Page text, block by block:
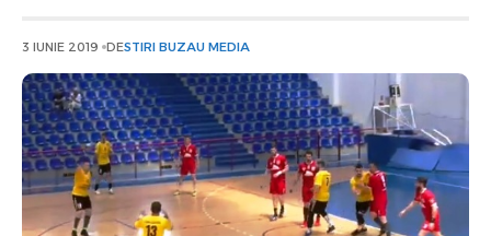
3 IUNIE 2019 DESTIRI BUZAU MEDIA